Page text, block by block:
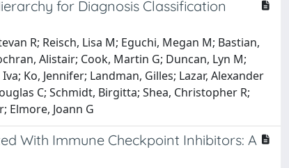
for Diagnosis Classification
R; Reisch, Lisa M; Eguchi, Megan M; Bastian,
Alistair; Cook, Martin G; Duncan, Lyn M;
Ko, Jennifer; Landman, Gilles; Lazar, Alexander
C; Schmidt, Birgitta; Shea, Christopher R;
Elmore, Joann G
With Immune Checkpoint Inhibitors: A